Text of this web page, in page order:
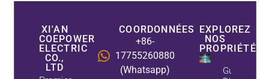
XI'AN
COEPOWER
ELECTRIC
CO.,
LTD
COORDONNÉES
+86-
17755260880
(Whatsapp)
EXPLOREZ
NOS
PROPRIÉTÉS
Guide